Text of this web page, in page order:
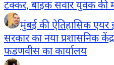
टक्कर, बाइक सवार युवक की
मुंबई की ऐतिहासिक एयर
सरकार का नया प्रशासनिक
फडणवीस का कार्यालय